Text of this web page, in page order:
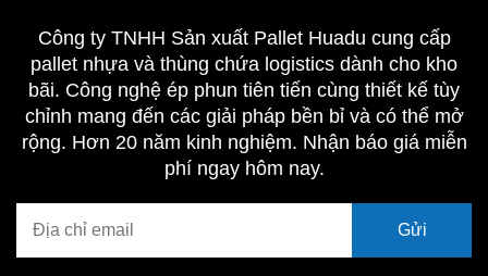
Công ty TNHH Sản xuất Pallet Huadu cung cấp
pallet nhựa và thùng chứa logistics dành cho kho
bãi. Công nghệ ép phun tiên tiến cùng thiết kế tùy
chỉnh mang đến các giải pháp bền bỉ và có thể mở
rộng. Hơn 20 năm kinh nghiệm. Nhận báo giá miễn
phí ngay hôm nay.